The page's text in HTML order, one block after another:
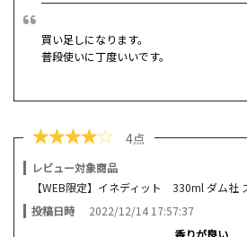
買い足しになります。
普段使いに丁度いいです。
★★★★☆ 4点
レビュー対象商品
【WEB限定】イネディット 330ml ダム社
投稿日時
2022/12/14 17:57:37
香りが良い